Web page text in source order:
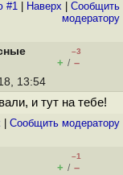
#1 Наверх
Cообщить
модератору
–3
+ / –
13:54
и тут на тебе!
Cообщить модератору
–1
+ / –